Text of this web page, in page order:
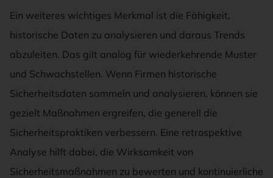
Ein weiteres wichtiges Merkmal ist die Fähigkeit,
historische Daten zu analysieren und daraus Trends
abzuleiten. Das gilt analog für wiederkehrende Muster
und Schwachstellen. Wenn Firmen historische
Sicherheitsdaten sammeln und analysieren, können sie
gezielt Maßnahmen ergreifen, die generell die
Sicherheitspraktiken verbessern. Eine retrospektive
Analyse hilft dabei, die Wirksamkeit von
Sicherheitsmaßnahmen zu bewerten und kontinuierliche